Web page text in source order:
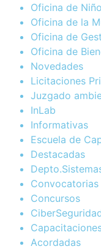
Oficina de
Oficina de la
Oficina de
Oficina de
Novedades
Licitaciones
Juzgado
InLab
Informativas
Escuela de
Destacadas
Convocatorias
Concursos
Acordadas